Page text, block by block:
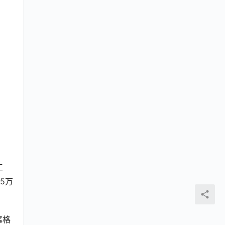
万
格